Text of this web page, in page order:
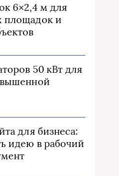
6×2,4 м для
площадок и
50 кВт для
для бизнеса:
идею в рабочий